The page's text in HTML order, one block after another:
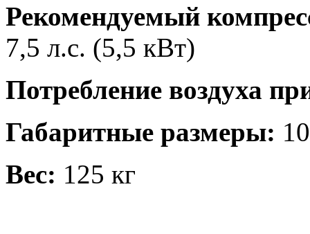
Рекомендуемый
7,5 л.с. (5,5 кВт)
Потребление воздуха
Габаритные размеры:
Вес: 125 кг